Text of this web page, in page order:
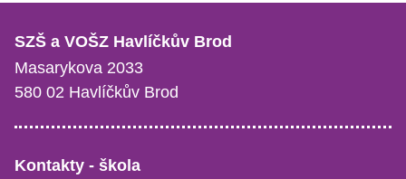
SZŠ a VOŠZ Havlíčkův Brod
Masarykova 2033
580 02 Havlíčkův Brod
Kontakty - škola